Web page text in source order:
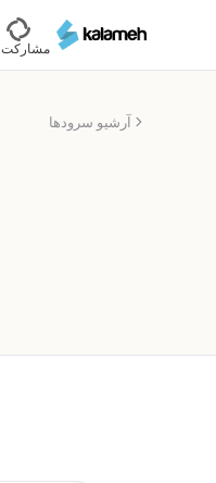
محتوای
مشارکت
آرشیو سرودها